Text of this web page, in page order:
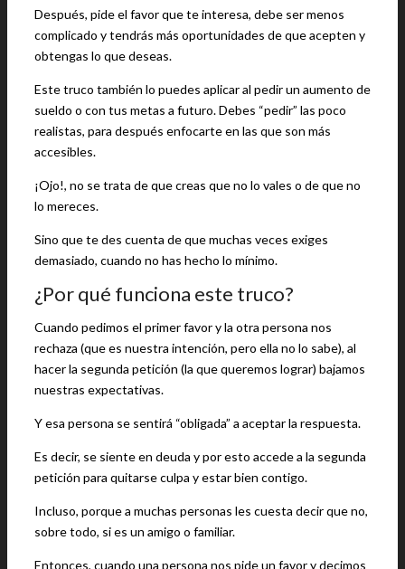
Después, pide el favor que te interesa, debe ser menos
complicado y tendrás más oportunidades de que acepten y
obtengas lo que deseas.
Este truco también lo puedes aplicar al pedir un aumento de
sueldo o con tus metas a futuro. Debes “pedir” las poco
realistas, para después enfocarte en las que son más
accesibles.
¡Ojo!, no se trata de que creas que no lo vales o de que no
lo mereces.
Sino que te des cuenta de que muchas veces exiges
demasiado, cuando no has hecho lo mínimo.
¿Por qué funciona este truco?
Cuando pedimos el primer favor y la otra persona nos
rechaza (que es nuestra intención, pero ella no lo sabe), al
hacer la segunda petición (la que queremos lograr) bajamos
nuestras expectativas.
Y esa persona se sentirá “obligada” a aceptar la respuesta.
Es decir, se siente en deuda y por esto accede a la segunda
petición para quitarse culpa y estar bien contigo.
Incluso, porque a muchas personas les cuesta decir que no,
sobre todo, si es un amigo o familiar.
Entonces, cuando una persona nos pide un favor y decimos